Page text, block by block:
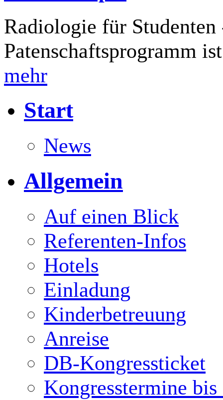
Radiologie für
Patenschaftsprogramm
mehr
Start
News
Allgemein
Auf einen Blick
Referenten-Infos
Hotels
Einladung
Kinderbetreuung
Anreise
DB-Kongressticket
Kongresstermine bis